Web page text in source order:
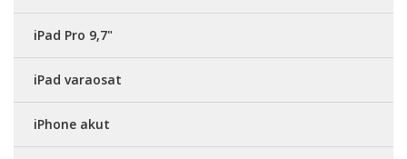
iPad Pro 9,7"
iPad varaosat
iPhone akut